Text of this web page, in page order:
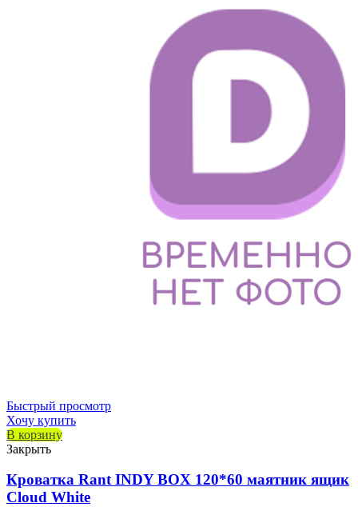
Быстрый просмотр
Хочу купить
В корзину
Закрыть
Кроватка Rant INDY BOX 120*60 маятник ящик
Cloud White